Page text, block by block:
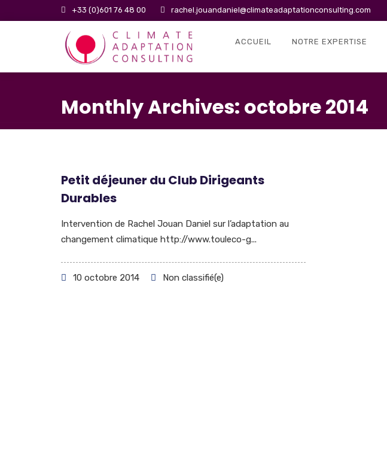
+33 (0)601 76 48 00 rachel.jouandaniel@climateadaptationconsulting.com
ACCUEIL NOTRE EXPERTISE
Monthly Archives: octobre 2014
Petit déjeuner du Club Dirigeants
Durables
Intervention de Rachel Jouan Daniel sur l’adaptation au
changement climatique http://www.touleco-g...
10 octobre 2014 Non classifié(e)